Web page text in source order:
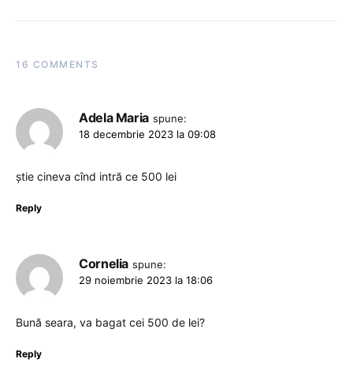
16 COMMENTS
Adela Maria spune:
18 decembrie 2023 la 09:08
știe cineva cînd intră ce 500 lei
Reply
Cornelia spune:
29 noiembrie 2023 la 18:06
Bună seara, va bagat cei 500 de lei?
Reply